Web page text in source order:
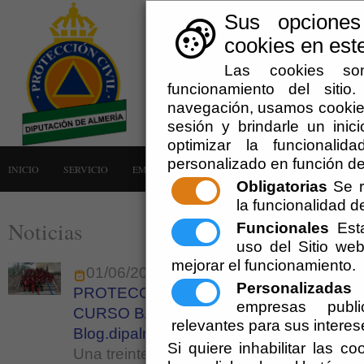
Sus
cookies en
Las cookies
funcionamiento del
navegación, usamos
sesión y brindarle un
optimizar la
personalizado en función
Obligatorias Se
la funcionalidad
Funcionales
uso del Sitio
mejorar el funcionamiento.
Personalizadas
empresas
relevantes para sus
Si quiere inhabilitar las
INICIO SERVICIO EMERGENCIAS LA AGRUPACIÓN AVISOS
Noticias
01/06/2015
PROTECCION CIVIL FORMA A SUS
CURSO BÁSICO DE ACTUACIÓN EN
Blog.dipalme.org
Una treintena de voluntarios han